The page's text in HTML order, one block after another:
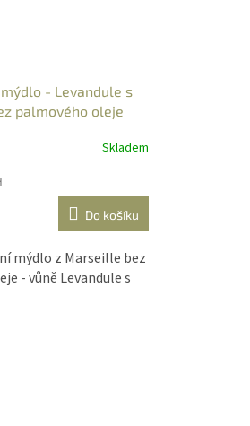
- Levandule s
palmového oleje
Skladem
Do košíku
mýdlo z Marseille bez
- vůně Levandule s